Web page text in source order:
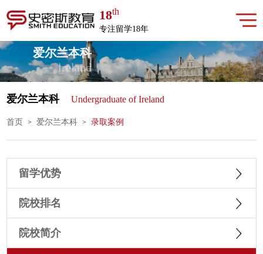
18th
专注留学18年
爱尔兰本科
lreland
爱尔兰本科 Undergraduate of Ireland
首页 > 爱尔兰本科 > 录取案例
留学优势
院校排名
院校简介